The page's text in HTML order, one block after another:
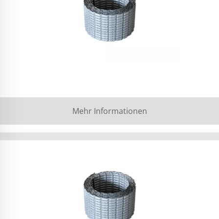
Mehr Informationen